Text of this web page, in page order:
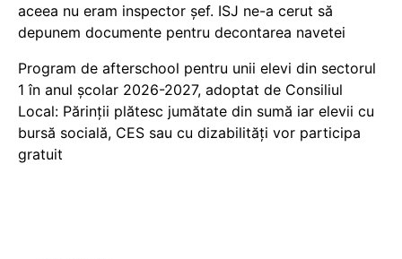
aceea nu eram inspector șef. ISJ ne-a cerut să
depunem documente pentru decontarea navetei
Program de afterschool pentru unii elevi din sectorul
1 în anul școlar 2026-2027, adoptat de Consiliul
Local: Părinții plătesc jumătate din sumă iar elevii cu
bursă socială, CES sau cu dizabilităţi vor participa
gratuit